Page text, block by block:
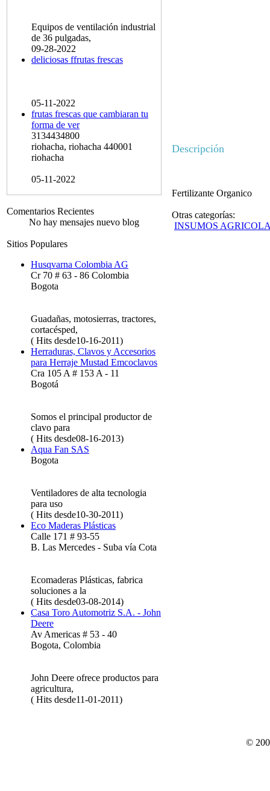
Equipos de ventilación industrial
de 36 pulgadas,
09-28-2022
deliciosas ffrutas frescas
05-11-2022
frutas frescas que cambiaran tu
forma de ver
3134434800
riohacha, riohacha 440001
riohacha
05-11-2022
Comentarios Recientes
No hay mensajes nuevo blog
Sitios Populares
Husqvarna Colombia AG
Cr 70 # 63 - 86 Colombia
Bogota
Guadañas, motosierras, tractores,
cortacésped,
( Hits desde10-16-2011)
Herraduras, Clavos y Accesorios
para Herraje Mustad Emcoclavos
Cra 105 A # 153 A - 11
Bogotá
Somos el principal productor de
clavo para
( Hits desde08-16-2013)
Aqua Fan SAS
Bogota
Ventiladores de alta tecnologia
para uso
( Hits desde10-30-2011)
Eco Maderas Plásticas
Calle 171 # 93-55
B. Las Mercedes - Suba vía Cota
Ecomaderas Plásticas, fabrica
soluciones a la
( Hits desde03-08-2014)
Casa Toro Automotriz S.A. - John
Deere
Av Americas # 53 - 40
Bogota, Colombia
John Deere ofrece productos para
agricultura,
( Hits desde11-01-2011)
Descripción
Fertilizante Organico
Otras categorías:
INSUMOS
©